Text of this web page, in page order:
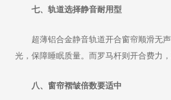
七、轨道选择静音耐用型
超薄铝合金静音轨道开合窗帘顺滑无声
光，保障睡眠质量。而罗马杆则开合费力
八、窗帘褶皱倍数要适中